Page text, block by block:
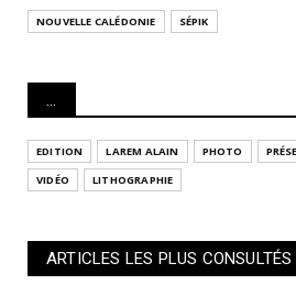
NOUVELLE CALÉDONIE SÉPIK
...
EDITION LAREM ALAIN PHOTO
VIDÉO
LITHOGRAPHIE
ARTICLES LES PLUS CONSULTÉS